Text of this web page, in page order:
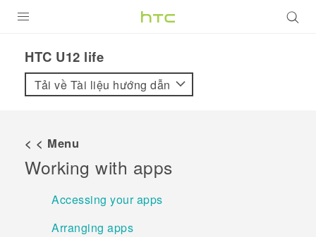
VIVE
VIVERSE
ỨNG DỤNG
HỖ TRỢ
HTC U12 life‎
Tải về Tài liệu hướng dẫn
< < Menu
Working with apps
Accessing your apps
Arranging apps